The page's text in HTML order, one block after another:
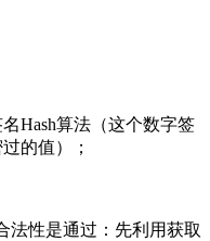
Hash算法（这个数字签
的值）；
法性是通过：先利用获取